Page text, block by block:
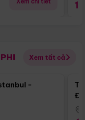
Xem tất cả
Điểm nổi bật
-